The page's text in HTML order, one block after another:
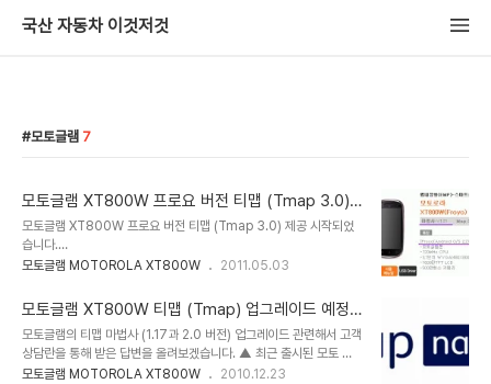
국산 자동차 이것저것
모토글램 7
모토글램 XT800W 프로요 버전 티맵 (Tmap 3.0)
제공 시작.
모토글램 XT800W 프로요 버전 티맵 (Tmap 3.0) 제공 시작되었
습니다.
http://tmap.tworld.co.kr/tmap2/navigation/phoneSearc
로이드 OS가 버전업 되었는데요. 이와관련해서 티맵 3.0 버전의 업
그레이드가 예정에 있는지 궁금해서 상담란에 질문을 해봤습니다. 질
문 : 모토로라 모토글램 XT800 모델의 안드로이드가 프로요 (2.2)
로 4월 25일 업그레이드 됬는데요. 업그레이드 하고나니 기존
TMAP은 버전이 맞지 않아 실행이 안되네요. 모토글램 안드로이드
모토글램 MOTOROLA XT800W 2011.05.03
모토글램 XT800W 티맵 (Tmap) 업그레이드 예정
답변.
모토글램의 티맵 마법사 (1.17과 2.0 버전) 업그레이드 관련해서 고객
상담란을 통해 받은 답변을 올려보겠습니다. ▲ 최근 출시된 모토 디
파이는 마법사 1.17이지만 나머지 모토글램, 모토쿼티, 모토로이는
모토글램 MOTOROLA XT800W 2010.12.23